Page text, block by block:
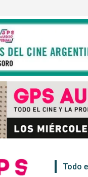
Todo